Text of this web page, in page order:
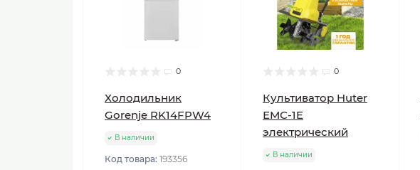
0
Холодильник
Gorenje RK14FPW4
В наличии
Код товара: 193356
0
Культиватор Huter
ЕМС-1E
электрический
В наличии